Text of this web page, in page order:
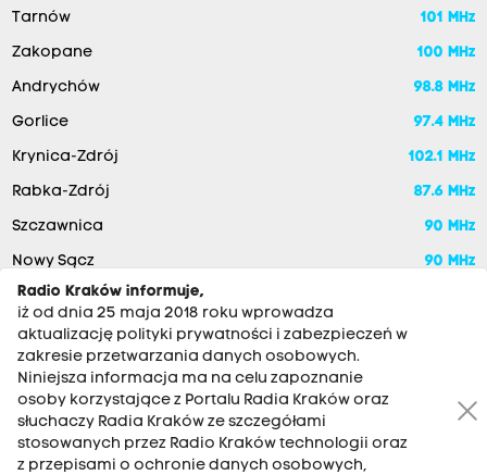
Tarnów 101 MHz
Zakopane 100 MHz
Andrychów 98.8 MHz
Gorlice 97.4 MHz
Krynica-Zdrój 102.1 MHz
Rabka-Zdrój 87.6 MHz
Szczawnica 90 MHz
Nowy Sącz 90 MHz
RADIO KRAKÓW SA. Aleja Juliusza Słowackiego 22, 30-007
Radio Kraków informuje,
iż od dnia 25 maja 2018 roku wprowadza
aktualizację polityki prywatności i zabezpieczeń w
zakresie przetwarzania danych osobowych.
Niniejsza informacja ma na celu zapoznanie
osoby korzystające z Portalu Radia Kraków oraz
słuchaczy Radia Kraków ze szczegółami
stosowanych przez Radio Kraków technologii oraz
z przepisami o ochronie danych osobowych,